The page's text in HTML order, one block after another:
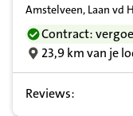
Amstelveen, Laan vd
Contract:
23,9 km van je
Reviews: